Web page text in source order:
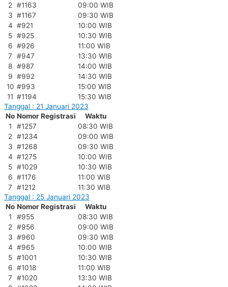
2
#1163
09:00 WIB
3 #1167
09:30 WIB
4 #921
10:00 WIB
5 #925
10:30 WIB
6 #926
11:00 WIB
7
#947
13:30 WIB
8 #987
14:00 WIB
9 #992
14:30 WIB
10 #993
15:00 WIB
11 #1194
15:30 WIB
Tanggal : 21 Januari 2023
No Nomor Registrasi
Waktu
1
#1257
08:30 WIB
2
#1234
09:00 WIB
3 #1268
09:30 WIB
4 #1275
10:00 WIB
5 #1029
10:30 WIB
6 #1176
11:00 WIB
7
#1212
11:30 WIB
Tanggal : 25 Januari 2023
No Nomor Registrasi
Waktu
1
#955
08:30 WIB
2
#956
09:00 WIB
3 #960
09:30 WIB
4 #965
10:00 WIB
5 #1001
10:30 WIB
6 #1018
11:00 WIB
7
#1020
13:30 WIB